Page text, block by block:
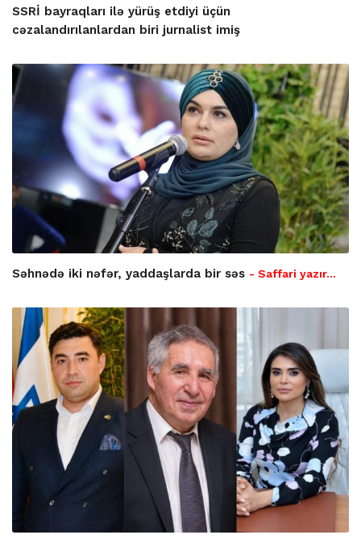
SSRİ bayraqları ilə yürüş etdiyi üçün
cəzalandırılanlardan biri jurnalist imiş
Səhnədə iki nəfər, yaddaşlarda bir səs - Saffari yazır…